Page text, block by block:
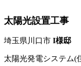
太陽光設置工事
埼玉県川口市 I様邸
太陽光発電システム(